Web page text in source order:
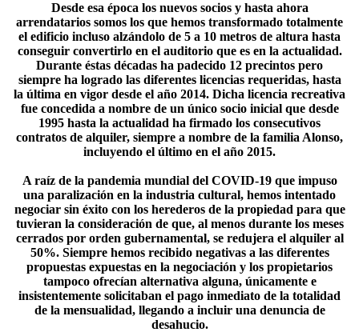
Desde esa época los nuevos socios y hasta ahora
arrendatarios somos los que hemos transformado totalmente
el edificio incluso alzándolo de 5 a 10 metros de altura hasta
conseguir convertirlo en el auditorio que es en la actualidad.
Durante éstas décadas ha padecido 12 precintos pero
siempre ha logrado las diferentes licencias requeridas, hasta
la última en vigor desde el año 2014. Dicha licencia recreativa
fue concedida a nombre de un único socio inicial que desde
1995 hasta la actualidad ha firmado los consecutivos
contratos de alquiler, siempre a nombre de la familia Alonso,
incluyendo el último en el año 2015.
A raíz de la pandemia mundial del COVID-19 que impuso
una paralización en la industria cultural, hemos intentado
negociar sin éxito con los herederos de la propiedad para que
tuvieran la consideración de que, al menos durante los meses
cerrados por orden gubernamental, se redujera el alquiler al
50%. Siempre hemos recibido negativas a las diferentes
propuestas expuestas en la negociación y los propietarios
tampoco ofrecían alternativa alguna, únicamente e
insistentemente solicitaban el pago inmediato de la totalidad
de la mensualidad, llegando a incluir una denuncia de
desahucio.